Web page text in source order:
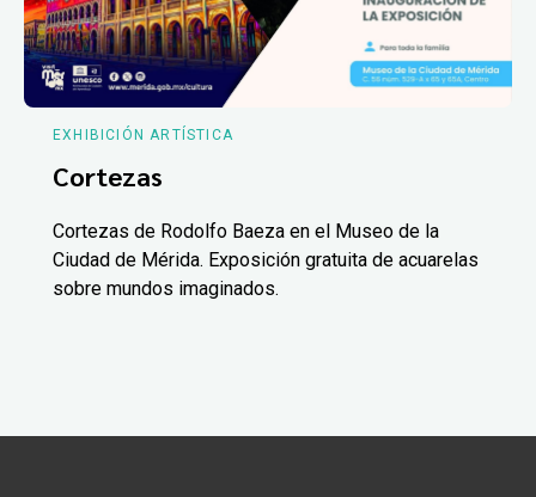
EXHIBICIÓN ARTÍSTICA
Cortezas
Cortezas de Rodolfo Baeza en el Museo de la
Ciudad de Mérida. Exposición gratuita de acuarelas
sobre mundos imaginados.